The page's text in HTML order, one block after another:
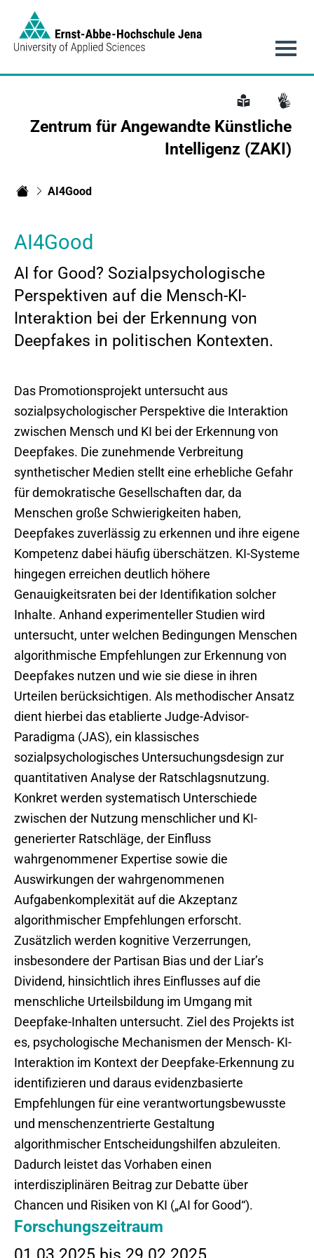
Zentrum für Angewandte Künstliche
Intelligenz (ZAKI)
AI4Good
AI4Good
AI for Good? Sozialpsychologische
Perspektiven auf die Mensch-KI-
Interaktion bei der Erkennung von
Deepfakes in politischen Kontexten.
Das Promotionsprojekt untersucht aus
sozialpsychologischer Perspektive die Interaktion
zwischen Mensch und KI bei der Erkennung von
Deepfakes. Die zunehmende Verbreitung
synthetischer Medien stellt eine erhebliche Gefahr
für demokratische Gesellschaften dar, da
Menschen große Schwierigkeiten haben,
Deepfakes zuverlässig zu erkennen und ihre eigene
Kompetenz dabei häufig überschätzen. KI-Systeme
hingegen erreichen deutlich höhere
Genauigkeitsraten bei der Identifikation solcher
Inhalte. Anhand experimenteller Studien wird
untersucht, unter welchen Bedingungen Menschen
algorithmische Empfehlungen zur Erkennung von
Deepfakes nutzen und wie sie diese in ihren
Urteilen berücksichtigen. Als methodischer Ansatz
dient hierbei das etablierte Judge-Advisor-
Paradigma (JAS), ein klassisches
sozialpsychologisches Untersuchungsdesign zur
quantitativen Analyse der Ratschlagsnutzung.
Konkret werden systematisch Unterschiede
zwischen der Nutzung menschlicher und KI-
generierter Ratschläge, der Einfluss
wahrgenommener Expertise sowie die
Auswirkungen der wahrgenommenen
Aufgabenkomplexität auf die Akzeptanz
algorithmischer Empfehlungen erforscht.
Zusätzlich werden kognitive Verzerrungen,
insbesondere der Partisan Bias und der Liar’s
Dividend, hinsichtlich ihres Einflusses auf die
menschliche Urteilsbildung im Umgang mit
Deepfake-Inhalten untersucht. Ziel des Projekts ist
es, psychologische Mechanismen der Mensch- KI-
Interaktion im Kontext der Deepfake-Erkennung zu
identifizieren und daraus evidenzbasierte
Empfehlungen für eine verantwortungsbewusste
und menschenzentrierte Gestaltung
algorithmischer Entscheidungshilfen abzuleiten.
Dadurch leistet das Vorhaben einen
interdisziplinären Beitrag zur Debatte über
Chancen und Risiken von KI („AI for Good“).
Forschungszeitraum